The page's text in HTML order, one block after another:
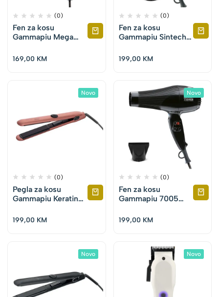
(0)
Fen za kosu
Gammapiu Mega
Crni
169,00 KM
(0)
Fen za kosu
Gammapiu Sintech
199,00 KM
Novo
(0)
Pegla za kosu
Gammapiu Keratin
Rose
199,00 KM
Novo
(0)
Fen za kosu
Gammapiu 7005
199,00 KM
Novo Novo